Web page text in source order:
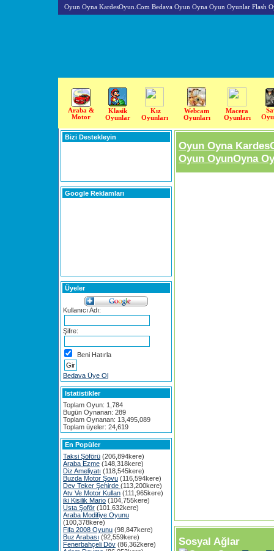
Oyun Oyna KardesOyun.Com Bedava Oyun Oyna Oyun Oyunlar Flash
Araba &
Motor
Klasik
Oyunlar
Kız
Oyunları
Webcam
Oyunları
Macera
Oyunları
Bizi Destekleyin
Google Reklamları
Üyeler
Kullanıcı Adı:
Şifre:
Beni Hatırla
Bedava Üye Ol
Istatistikler
Toplam Oyun: 1,784
Bugün Oynanan: 289
Toplam Oynanan: 13,495,089
Toplam üyeler: 24,619
En Popüler
Taksi Şöförü (206,894kere)
Araba Ezme (148,318kere)
Diz Ameliyatı (118,545kere)
Buzda Motor Şovu (116,594kere)
Dev Teker Şehirde (113,200kere)
Atv Ve Motor Kullan (111,965kere)
iki Kisilik Mario (104,755kere)
Usta Şoför (101,632kere)
Araba Modifiye Oyunu
(100,378kere)
Fifa 2008 Oyunu (98,847kere)
Buz Arabası (92,559kere)
Fenerbahçeli Döv (86,362kere)
Oyun Oyna
Oyun OyunOyna
Sosyal Ağlar